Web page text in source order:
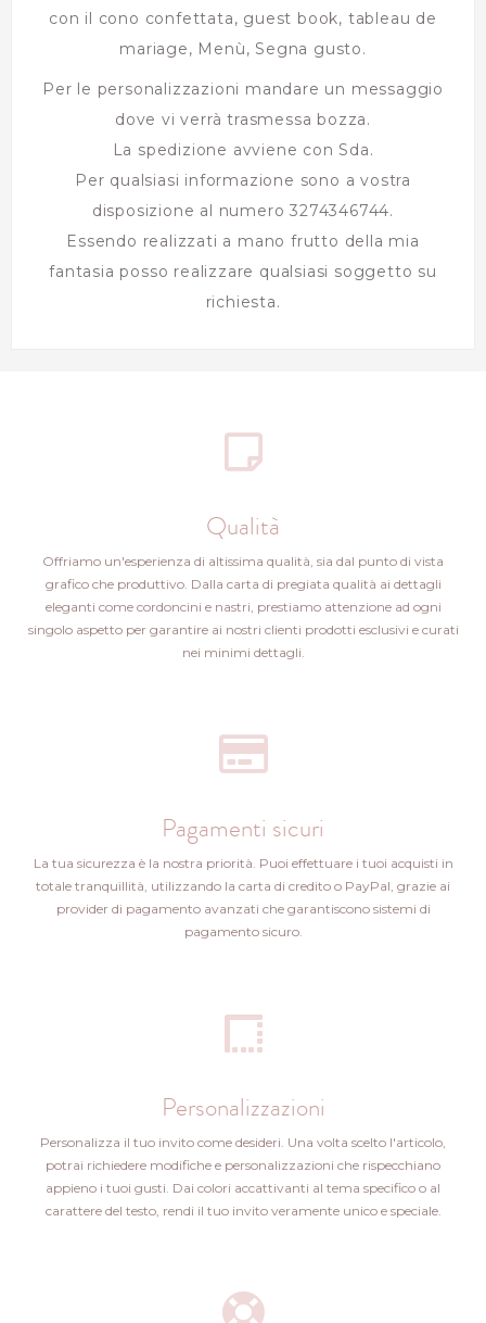
con il cono confettata, guest book, tableau de
mariage, Menù, Segna gusto.
Per le personalizzazioni mandare un messaggio
dove vi verrà trasmessa bozza.
La spedizione avviene con Sda.
Per qualsiasi informazione sono a vostra
disposizione al numero 3274346744.
Essendo realizzati a mano frutto della mia
fantasia posso realizzare qualsiasi soggetto su
richiesta.
Qualità
Offriamo un'esperienza di altissima qualità, sia dal punto di vista
grafico che produttivo. Dalla carta di pregiata qualità ai dettagli
eleganti come cordoncini e nastri, prestiamo attenzione ad ogni
singolo aspetto per garantire ai nostri clienti prodotti esclusivi e curati
nei minimi dettagli.
Pagamenti sicuri
La tua sicurezza è la nostra priorità. Puoi effettuare i tuoi acquisti in
totale tranquillità, utilizzando la carta di credito o PayPal, grazie ai
provider di pagamento avanzati che garantiscono sistemi di
pagamento sicuro.
Personalizzazioni
Personalizza il tuo invito come desideri. Una volta scelto l'articolo,
potrai richiedere modifiche e personalizzazioni che rispecchiano
appieno i tuoi gusti. Dai colori accattivanti al tema specifico o al
carattere del testo, rendi il tuo invito veramente unico e speciale.